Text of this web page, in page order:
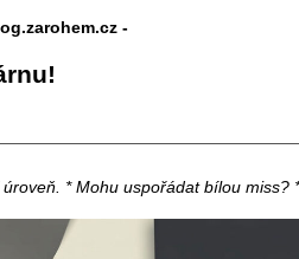
-
* Mohu uspořádat bílou